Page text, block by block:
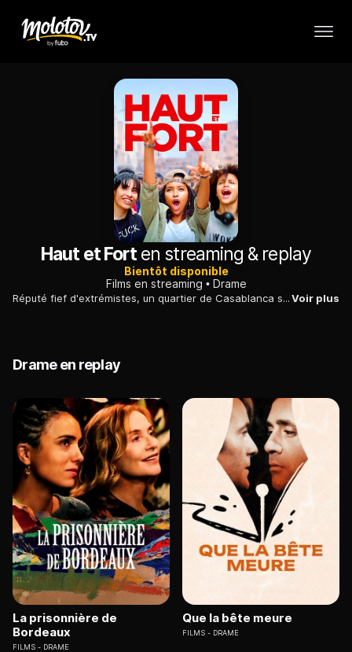
Haut et Forten streaming & replay
Bientôt disponible
Films en streaming
Drame
Réputé fief d'extrémistes, un quartier de Casablanca subit des tensions quand un jeune animateur décide d'y organiser un concert de musique hip hop.Voir plus
Drame en replay
La prisonnière de
Bordeaux
FILMS DRAME
Que la bête meure
FILMS DRAME